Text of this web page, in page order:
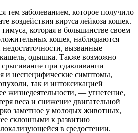
тем заболеванием, которое получило
воздействия вируса лейкоза кошек.
которая в большинстве своем
кошек, наблюдаются
вызванные
одышка. Также возможно
срыгивание при сдавливании
и неспецифические симптомы,
так и интоксикацией
жизнедеятельности, — угнетение,
веса и снижение двигательной
заметное у молодых животных,
склонными к развитию
в средостении.